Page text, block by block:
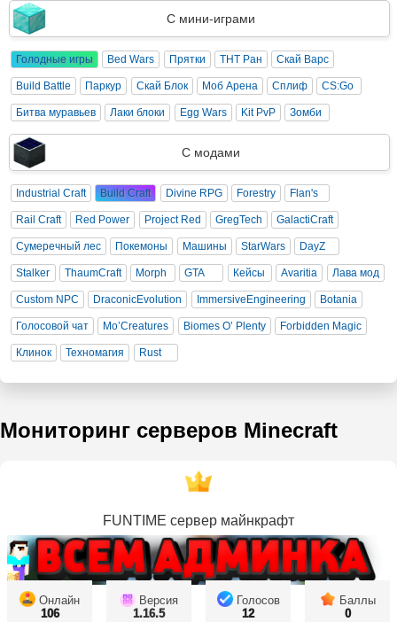
С мини-играми
Голодные игры Bed Wars Прятки ТНТ Ран Скай Варс
Build Battle Паркур Скай Блок Моб Арена Сплиф CS:Go
Битва муравьев Лаки блоки Egg Wars Kit PvP Зомби
С модами
Industrial Craft Build Craft Divine RPG Forestry Flan's
Rail Craft Red Power Project Red GregTech GalactiCraft
Сумеречный лес Покемоны Машины StarWars DayZ
Stalker ThaumCraft Morph GTA Кейсы Avaritia Лава мод
Custom NPC DraconicEvolution ImmersiveEngineering Botania
Голосовой чат Mo’Creatures Biomes O’ Plenty Forbidden Magic
Клинок Техномагия Rust
Мониторинг серверов Minecraft
FUNTIME сервер майнкрафт
Онлайн
106
Версия
1.16.5
Голосов
12
Баллы
0